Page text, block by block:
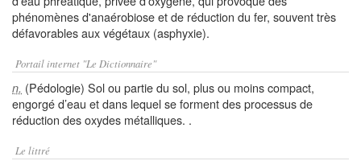
phénomènes d'anaérobiose et de réduction du fer, souvent très
défavorables aux végétaux (asphyxie).
Portail internet "Le Dictionnaire"
n. (Pédologie) Sol ou partie du sol, plus ou moins compact,
engorgé d’eau et dans lequel se forment des processus de
réduction des oxydes métalliques. .
Le littré